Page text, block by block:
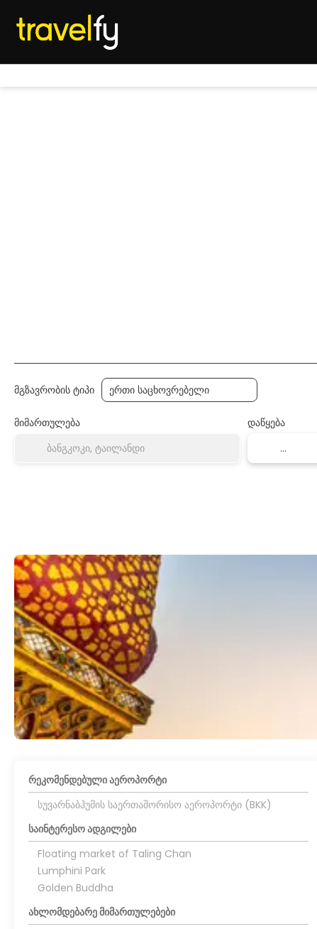
მგზავრობის ტიპი
მიმართულება დაწყება
რეკომენდებული აეროპორტი
სუვარნაბჰუმის საერთაშორისო აეროპორტი (BKK)
საინტერესო ადგილები
Floating market of Taling Chan
Lumphini Park
Golden Buddha
ახლომდებარე მიმართულებები